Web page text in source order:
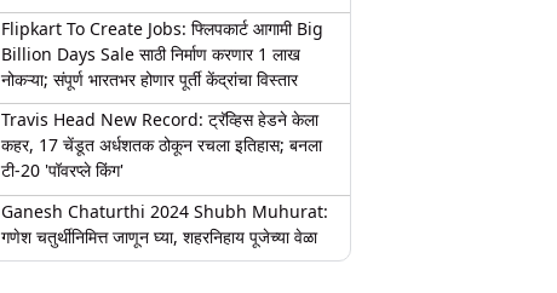
Flipkart To Create Jobs: फ्लिपकार्ट आगामी Big
Billion Days Sale साठी निर्माण करणार 1 लाख
नोकऱ्या; संपूर्ण भारतभर होणार पूर्ती केंद्रांचा विस्तार
Travis Head New Record: ट्रॅव्हिस हेडने केला
कहर, 17 चेंडूत अर्धशतक ठोकून रचला इतिहास; बनला
टी-20 'पॉवरप्ले किंग'
Ganesh Chaturthi 2024 Shubh Muhurat:
गणेश चतुर्थीनिमित्त जाणून घ्या, शहरनिहाय पूजेच्या वेळा